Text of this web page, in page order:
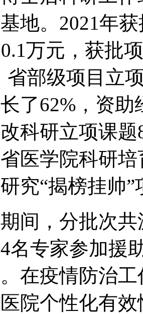
地。2021年
万元，获批
省部级项目立
了62%，资
科研立项课
医学院科研
究“揭榜挂帅”
间，分批次
名专家参加援
在疫情防治
院个性化有